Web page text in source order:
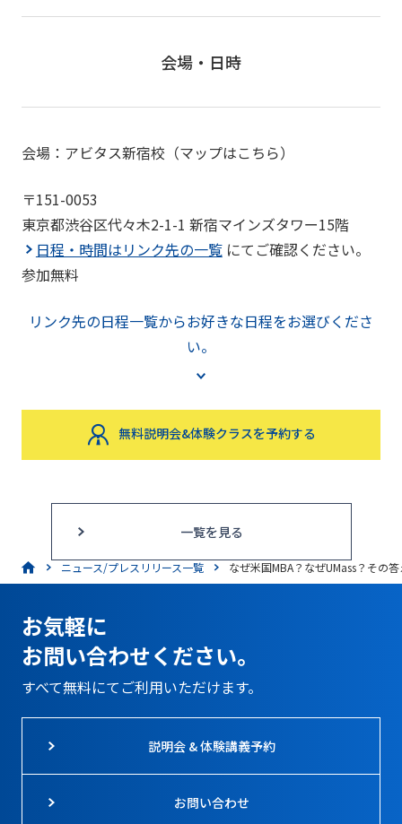
会場・日時
会場：アビタス新宿校（マップはこちら）
〒151-0053
東京都渋谷区代々木2-1-1 新宿マインズタワー15階
日程・時間はリンク先の一覧にてご確認ください。
参加無料
リンク先の日程一覧からお好きな日程をお選びくださ
い。
無料説明会&体験クラスを予約する
一覧を見る
ニュース/プレスリリース一覧 なぜ米国MBA？なぜUMass？そ
お気軽に
お問い合わせください。
すべて無料にてご利用いただけます。
説明会 & 体験講義予約
お問い合わせ